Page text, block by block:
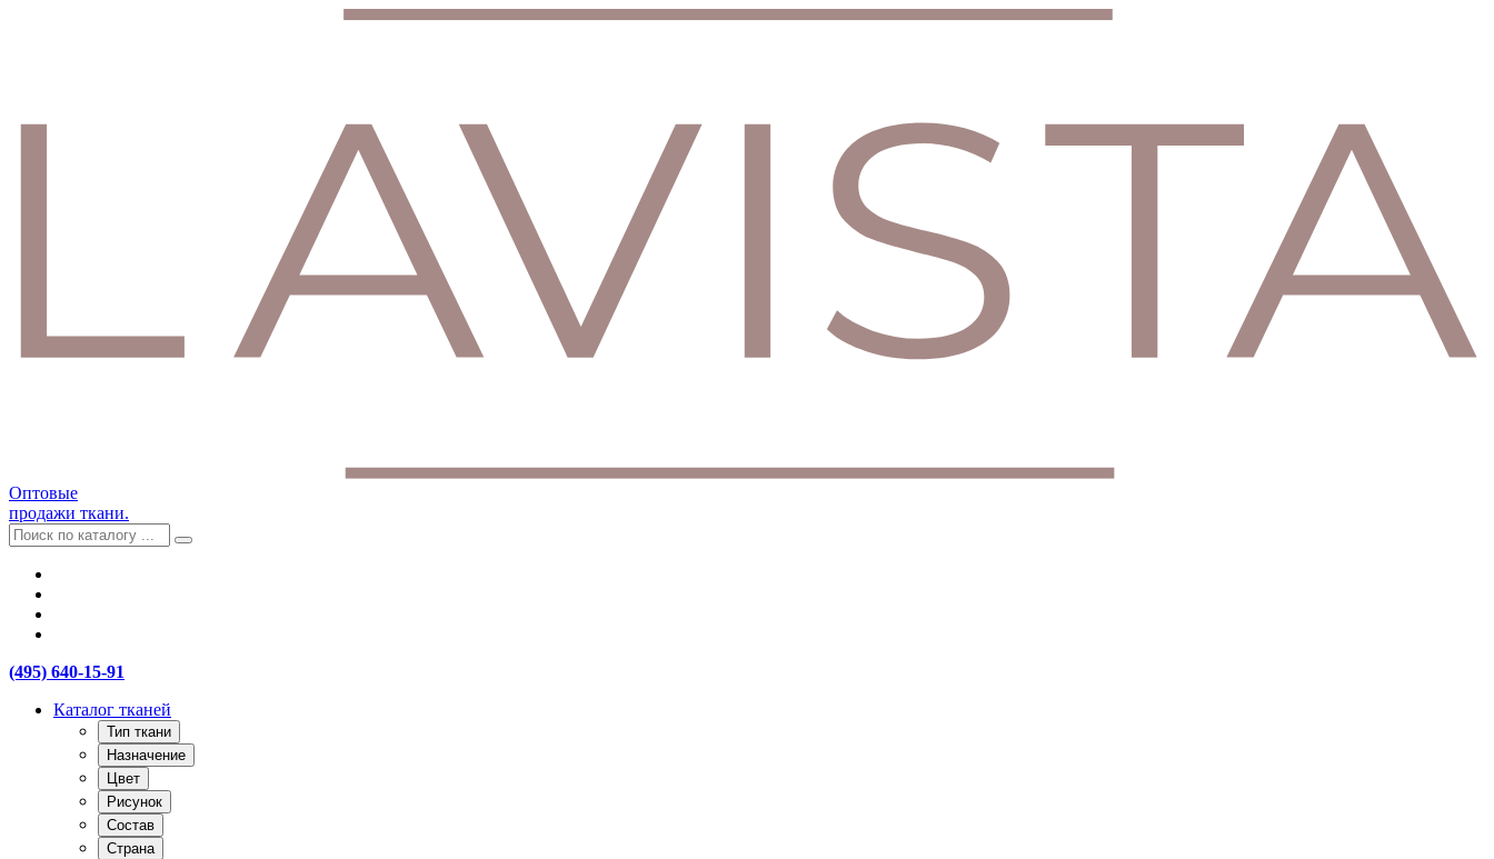
Оптовые
продажи ткани.
(495) 640-15-91
Каталог тканей
Тип ткани
Назначение
Цвет
Рисунок
Состав
Страна